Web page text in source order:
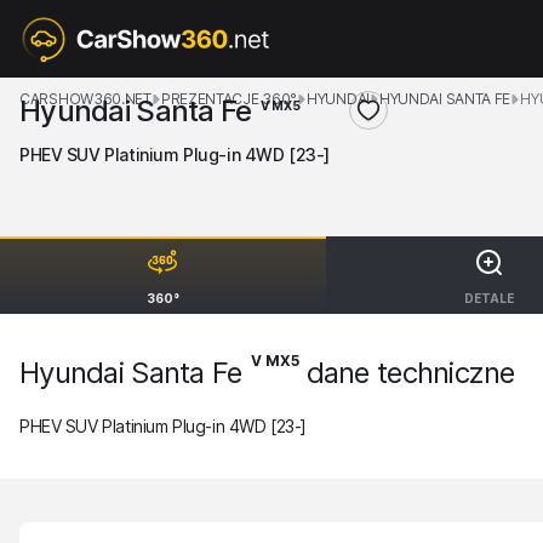
360° DETALE
CARSHOW360.NET PREZENTACJE 360° HYUNDAI HYUNDAI SANTA FE
Hyundai Santa Fe V MX5
PHEV SUV Platinium Plug-in 4WD [23-]
Hyundai Santa Fe V MX5dane techniczne
PHEV SUV Platinium Plug-in 4WD [23-]